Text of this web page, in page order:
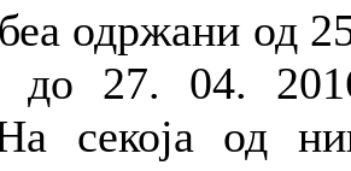
одржани од
до 27. 04.
секоја од